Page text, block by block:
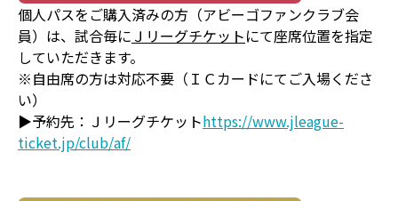
個人パスをご購入済みの方（アビーゴファンクラブ会
員）は、試合毎に Ｊリーグチケットにて座席位置を指定
していただきます。
※自由席の方は対応不要（ＩＣカードにてご入場くださ
い）
▶予約先：Ｊリーグチケットhttps://www.jleague-
ticket.jp/club/af/